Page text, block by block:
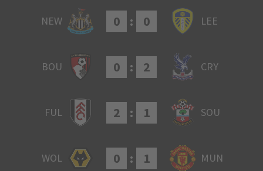
NEW 0 : 0 LEE
BOU 0 : 2 CRY
FUL 2 : 1 SOU
WOL 0 : 1 MUN